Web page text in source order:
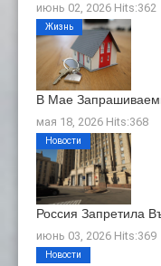
июнь 02, 2026 Hits:362
В Мае
мая 18, 2026 Hits:368
Жизнь
Россия Запретила
июнь 03, 2026 Hits:369
Новости
Новости